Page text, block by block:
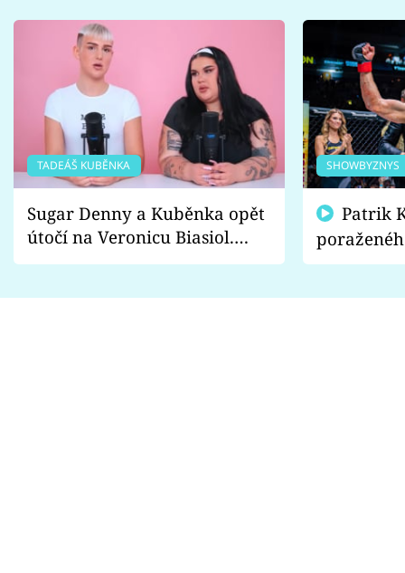
TADEÁŠ KUBĚNKA
Sugar Denny a Kuběnka opět
útočí na Veronicu Biasiol.
Proč je podle nich falešná a
SHOWBYZNYS
fanoušci